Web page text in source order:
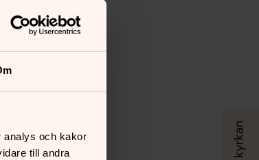
analys och kakor
till andra